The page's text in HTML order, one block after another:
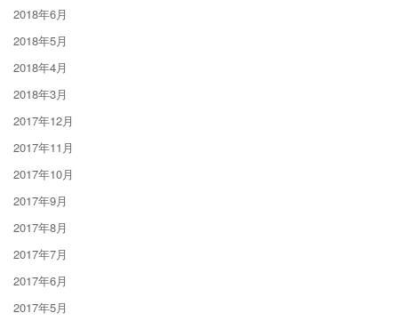
2018年6月
2018年5月
2018年4月
2018年3月
2017年12月
2017年11月
2017年10月
2017年9月
2017年8月
2017年7月
2017年6月
2017年5月